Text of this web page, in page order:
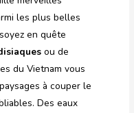
les plus belles
en quête
ou de
du Vietnam vous
à couper le
Des eaux